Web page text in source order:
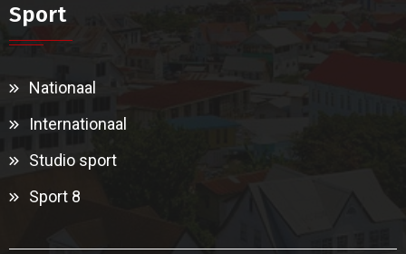
Sport
Nationaal
Internationaal
Studio sport
Sport 8